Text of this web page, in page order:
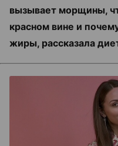
вызывает морщины,
красном вине и
жиры, рассказала